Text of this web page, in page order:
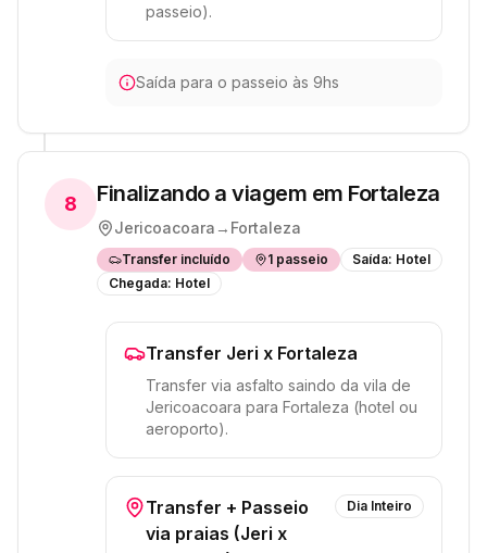
passeio).
Saída para o passeio às 9hs
8 Finalizando a viagem em Fortaleza
Jericoacoara → Fortaleza
Transfer incluído 1 passeio Saída: Hotel
Chegada: Hotel
Transfer Jeri x Fortaleza
Transfer via asfalto saindo da vila de
Jericoacoara para Fortaleza (hotel ou
aeroporto).
Transfer + Passeio
via praias (Jeri x
Dia Inteiro